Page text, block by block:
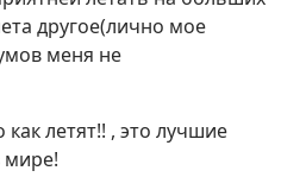
другое(лично мое
меня не
летят!! , это лучшие
мире!